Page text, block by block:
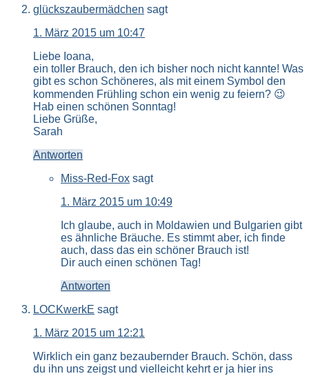
glückszaubermädchen sagt
1. März 2015 um 10:47
Liebe Ioana,
ein toller Brauch, den ich bisher noch nicht kannte! Was
gibt es schon Schöneres, als mit einem Symbol den
kommenden Frühling schon ein wenig zu feiern? 😉
Hab einen schönen Sonntag!
Liebe Grüße,
Sarah
Antworten
Miss-Red-Fox sagt
1. März 2015 um 10:49
Ich glaube, auch in Moldawien und Bulgarien gibt
es ähnliche Bräuche. Es stimmt aber, ich finde
auch, dass das ein schöner Brauch ist!
Dir auch einen schönen Tag!
Antworten
LOCKwerkE sagt
1. März 2015 um 12:21
Wirklich ein ganz bezaubernder Brauch. Schön, dass
du ihn uns zeigst und vielleicht kehrt er ja hier ins